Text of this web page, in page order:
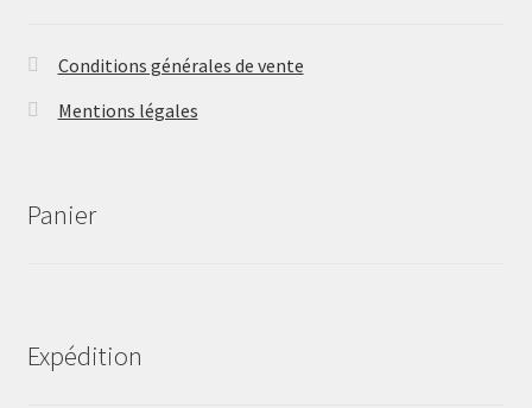
Conditions générales de vente
Mentions légales
Panier
Expédition